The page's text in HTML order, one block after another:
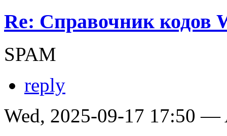
Re: Справочник кодов
SPAM
reply
Wed, 2025-09-17 17:50 —